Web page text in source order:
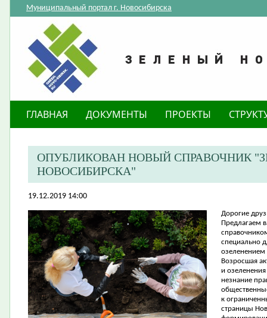
Муниципальный портал г. Новосибирска
ГЛАВНАЯ ДОКУМЕНТЫ ПРОЕКТЫ
ОПУБЛИКОВАН НОВЫЙ СПРАВОЧНИК
НОВОСИБИРСКА"
19.12.2019 14:00
Дорогие
Предлагаем
специально
озеленением
Возросшая
и
незнание
к
страницы